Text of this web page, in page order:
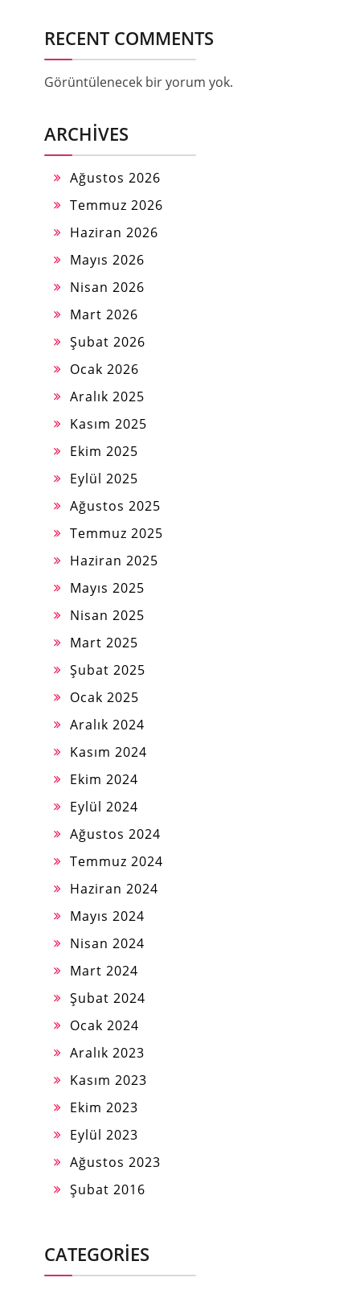
RECENT COMMENTS
Görüntülenecek bir yorum yok.
ARCHIVES
Ağustos 2026
Temmuz 2026
Haziran 2026
Mayıs 2026
Nisan 2026
Mart 2026
Şubat 2026
Ocak 2026
Aralık 2025
Kasım 2025
Ekim 2025
Eylül 2025
Ağustos 2025
Temmuz 2025
Haziran 2025
Mayıs 2025
Nisan 2025
Mart 2025
Şubat 2025
Ocak 2025
Aralık 2024
Kasım 2024
Ekim 2024
Eylül 2024
Ağustos 2024
Temmuz 2024
Haziran 2024
Mayıs 2024
Nisan 2024
Mart 2024
Şubat 2024
Ocak 2024
Aralık 2023
Kasım 2023
Ekim 2023
Eylül 2023
Ağustos 2023
Şubat 2016
CATEGORIES